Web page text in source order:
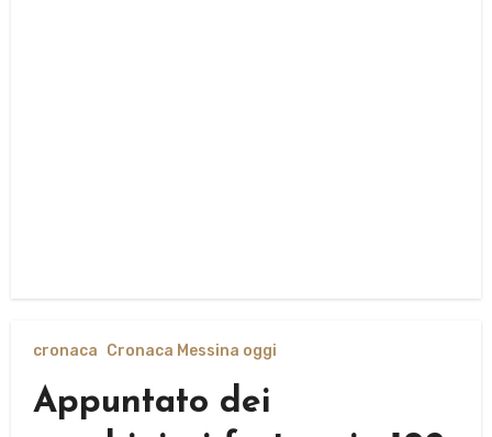
cronaca Cronaca Messina oggi
Appuntato dei